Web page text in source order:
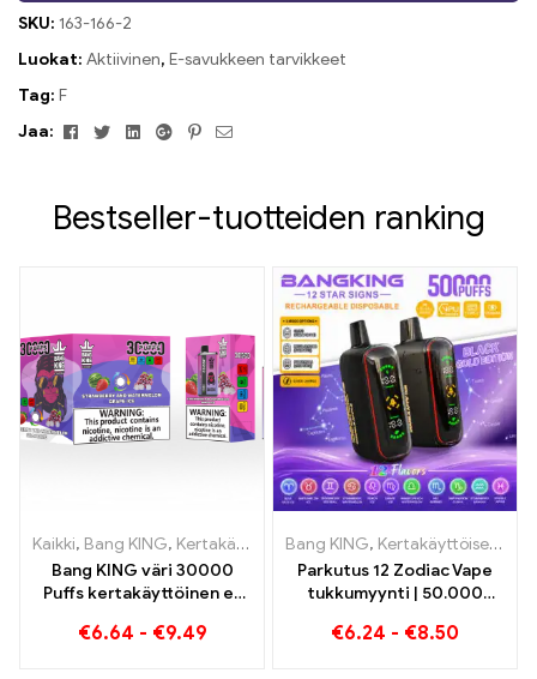
SKU: 163-166-2
Luokat: Aktiivinen, E-savukkeen tarvikkeet
Tag: F
Jaa:
FacebookViserrysLinkedinGoogle+Pinterest
Sähköposti
Bestseller-tuotteiden ranking
Kaikki, Bang KING, Kertakäyttöiset sähkösavukkeet Liettua ,
Bang KING väri 30000
Puffs kertakäyttöinen e-
sekoitus makeaa
€6.64 - €9.49
Bang KING, Kertakäyttöiset e-savukkeet
Parkutus 12 Zodiac Vape
tukkumyynti | 50.000
€6.24 - €8.50